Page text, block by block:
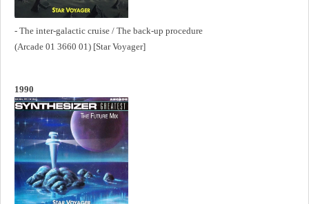
- The inter-galactic cruise / The back-up procedure
(Arcade 01 3660 01) [Star Voyager]
1990